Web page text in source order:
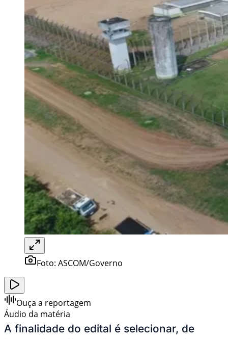
Foto: ASCOM/Governo
Ouça a reportagem
Áudio da matéria
A finalidade do edital é selecionar, de